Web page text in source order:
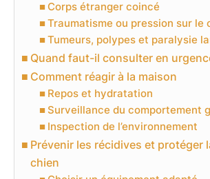
Corps étranger coincé
Traumatisme ou pression sur le
Tumeurs, polypes et paralysie
Quand faut-il consulter en
Comment réagir à la maison
Repos et hydratation
Surveillance du comportement
Inspection de l’environnement
Prévenir les récidives et protéger
chien